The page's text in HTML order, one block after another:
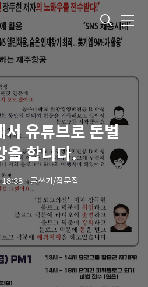
메
뉴
유튜브로 돈벌
을 합니다.
ㆍ글쓰기/잡문집